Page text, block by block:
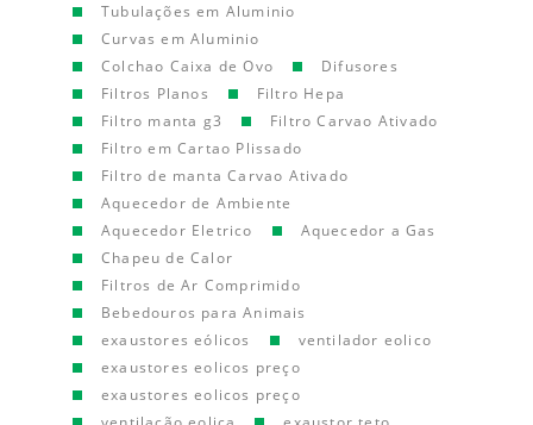
Tubulações em Aluminio
Curvas em Aluminio
Colchao Caixa de Ovo
Difusores
Filtros Planos
Filtro Hepa
Filtro manta g3
Filtro Carvao Ativado
Filtro em Cartao Plissado
Filtro de manta Carvao Ativado
Aquecedor de Ambiente
Aquecedor Eletrico
Aquecedor a Gas
Chapeu de Calor
Filtros de Ar Comprimido
Bebedouros para Animais
exaustores eólicos
ventilador eolico
exaustores eolicos preço
exaustores eolicos preço